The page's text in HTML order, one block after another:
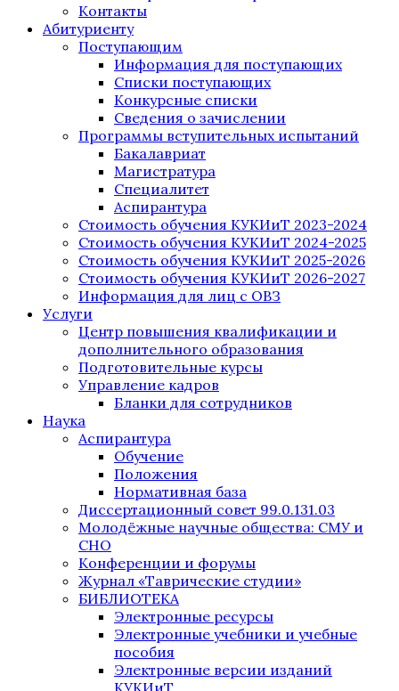
Контакты
Абитуриенту
Поступающим
Информация для поступающих
Списки поступающих
Конкурсные списки
Сведения о зачислении
Программы вступительных испытаний
Бакалавриат
Магистратура
Специалитет
Аспирантура
Стоимость обучения КУКИиТ 2023-2024
Стоимость обучения КУКИиТ 2024-2025
Стоимость обучения КУКИиТ 2025-2026
Стоимость обучения КУКИиТ 2026-2027
Информация для лиц с ОВЗ
Услуги
Центр повышения квалификации и
дополнительного образования
Подготовительные курсы
Управление кадров
Бланки для сотрудников
Наука
Аспирантура
Обучение
Положения
Нормативная база
Диссертационный совет 99.0.131.03
Молодёжные научные общества: СМУ и
СНО
Конференции и форумы
Журнал «Таврические студии»
БИБЛИОТЕКА
Электронные ресурсы
Электронные учебники и учебные
пособия
Электронные версии изданий
КУКИиТ